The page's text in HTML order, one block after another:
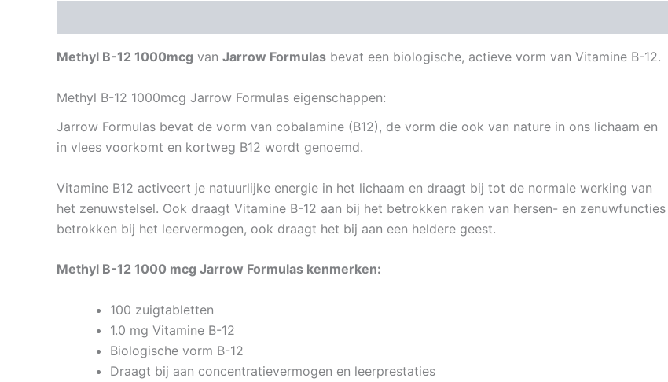
Methyl B-12 1000mcg van Jarrow Formulas bevat een biologische, actieve vorm van Vitamine B-12.
Methyl B-12 1000mcg Jarrow Formulas eigenschappen:
Jarrow Formulas bevat de vorm van cobalamine (B12), de vorm die ook van nature in ons lichaam en
in vlees voorkomt en kortweg B12 wordt genoemd.
Vitamine B12 activeert je natuurlijke energie in het lichaam en draagt bij tot de normale werking van
het zenuwstelsel. Ook draagt Vitamine B-12 aan bij het betrokken raken van hersen- en zenuwfuncties
betrokken bij het leervermogen, ook draagt het bij aan een heldere geest.
Methyl B-12 1000 mcg Jarrow Formulas kenmerken:
100 zuigtabletten
1.0 mg Vitamine B-12
Biologische vorm B-12
Draagt bij aan concentratievermogen en leerprestaties